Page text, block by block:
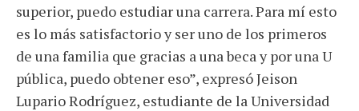
superior, puedo estudiar una carrera. Para mí esto
es lo más satisfactorio y ser uno de los primeros
de una familia que gracias a una beca y por una U
pública, puedo obtener eso”, expresó Jeison
Lupario Rodríguez, estudiante de la Universidad